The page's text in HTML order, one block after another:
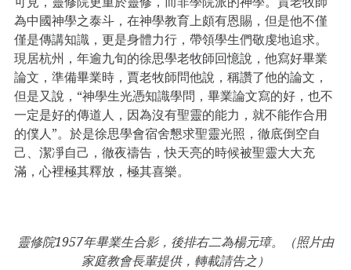
為中國神學之泰斗，在神學教育上頗有恩賜，但是他不僅
僅是傳講知識，更是身體力行，帶領學生們敬虔地追求。
現居杭州，年逾九旬的徐思學老牧師回憶說，他寫好畢業
論文，準備畢業時，賈老牧師問他說，稱讚了他的論文，
但是又說，“神學生光憑知識學問，畢業論文寫的好，也不
一定是好的傳道人，因為沒有聖靈的能力，就不能作合用
的僕人”。於是徐思學會宿舍懇求聖靈光照，徹底倒空自
己、潔凈自己，徹夜禱告，快天亮的時候被聖靈大大充
滿，心裡極其釋放，極其喜樂。
靈修院1957年畢業生合影，後排右二為楊元璋。（照片由
家庭教會長輩提供，轉載請告之）